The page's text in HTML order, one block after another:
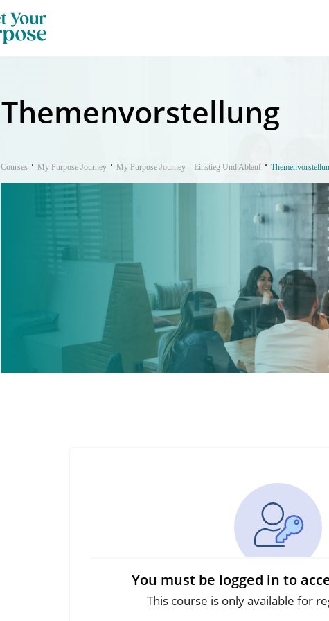
Themenvorstellung
Courses My Purpose Journey My Purpose Journey – Einstieg Und Ablauf
You must be logged in to
This course is only available for